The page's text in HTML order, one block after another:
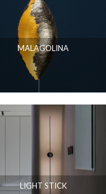
MALAGOLINA
LIGHT STICK